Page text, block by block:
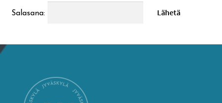
Taideapteekki
Salasana: